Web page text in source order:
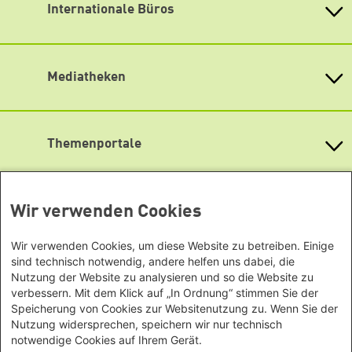
1,5 cm hohe Türschwelle. Ein Fahrstuhl ist vorhanden.
Heinrich-Böll-Stiftungen in den
Baden-Württemberg
Hamburg
Niedersachsen
Rheinland-Pfalz
Saarland
Sachsen
Sachsen-Anhalt
Schleswig-Holstein
Thüringen
Internationale Büros
Büro Neu-Delhi - Indien
Büro Seoul - Ostasien | Globaler
Afrika
Somalia/Somaliland, Sudan,
Büro Nairobi - Kenia, Uganda,
Tansania
Büro Abuja - Nigeria
Büro Dakar - Senegal
Büro Kapstadt - Südafrika, Namibia,
Mediatheken
Gender Mediathek
Themenportale
KommunalWiki
Grüne Akademie
Gunda-Werner-Institut
Archiv Grünes Gedächtnis
Studienwerk
Grüne Websites
Bündnis 90 / Die Grünen
Bundestagsfraktion
European Greens
Die Grünen im Europäischen Parlament
Green European Foundation
Wir verwenden Cookies
Wir verwenden Cookies, um diese Website zu betreiben. Einige
sind technisch notwendig, andere helfen uns dabei, die
Nutzung der Website zu analysieren und so die Website zu
verbessern. Mit dem Klick auf „In Ordnung“ stimmen Sie der
Speicherung von Cookies zur Websitenutzung zu. Wenn Sie der
Nutzung widersprechen, speichern wir nur technisch
notwendige Cookies auf Ihrem Gerät.